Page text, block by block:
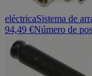
eléctricaSistema de
94,49 €Número de